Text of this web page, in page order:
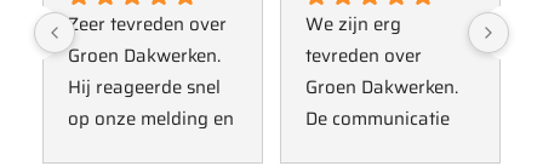
Zeer tevreden over
Groen Dakwerken.
Hij reageerde snel
op onze melding en
We zijn erg
tevreden over
Groen Dakwerken.
De communicatie